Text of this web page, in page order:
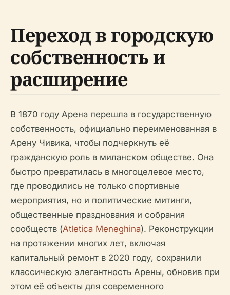
Переход в городскую
собственность и
расширение
В 1870 году Арена перешла в государственную
собственность, официально переименованная в
Арену Чивика, чтобы подчеркнуть её
гражданскую роль в миланском обществе. Она
быстро превратилась в многоцелевое место,
где проводились не только спортивные
мероприятия, но и политические митинги,
общественные празднования и собрания
сообществ (Atletica Meneghina). Реконструкции
на протяжении многих лет, включая
капитальный ремонт в 2020 году, сохранили
классическую элегантность Арены, обновив при
этом её объекты для современного